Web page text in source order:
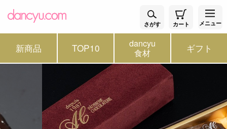
さがす カート メニュー
新商品 TOP10 dancyu
食材 ギフト